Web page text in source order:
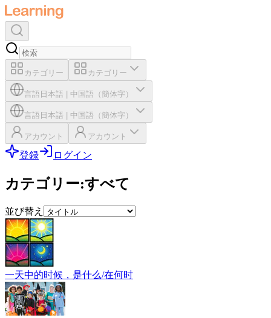
カテゴリー カテゴリー
言語 日本語 中国語（簡体字）
言語 日本語 中国語（簡体字）
アカウント アカウント
登録 ログイン
カテゴリー:すべて
並び替え
一天中的时候，是什么/在何时